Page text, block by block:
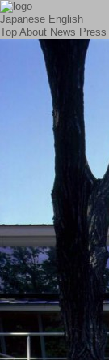
Japanese English
Top About News Press